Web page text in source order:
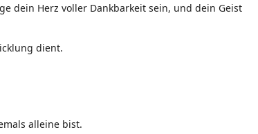
dein Herz voller Dankbarkeit sein, und dein Geist
dient.
alleine bist.